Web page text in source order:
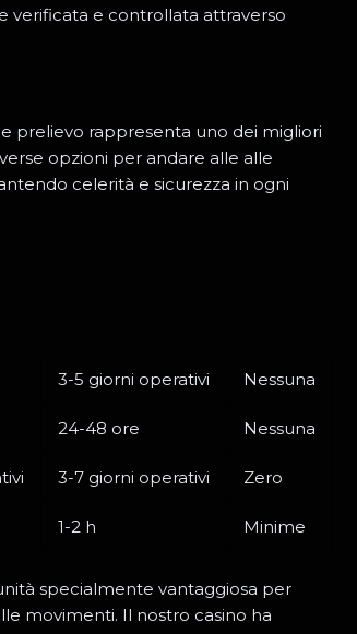
verificata e controllata attraverso
prelievo rappresenta uno dei migliori
opzioni per andare alle alle
celerità e sicurezza in ogni
3-5 giorni operativi Nessuna
24-48 ore Nessuna
3-7 giorni operativi Zero
1-2 h Minime
specialmente vantaggiosa per
movimenti. Il nostro casino ha